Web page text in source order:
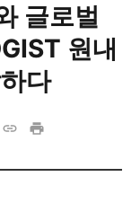
글로벌
원내
다